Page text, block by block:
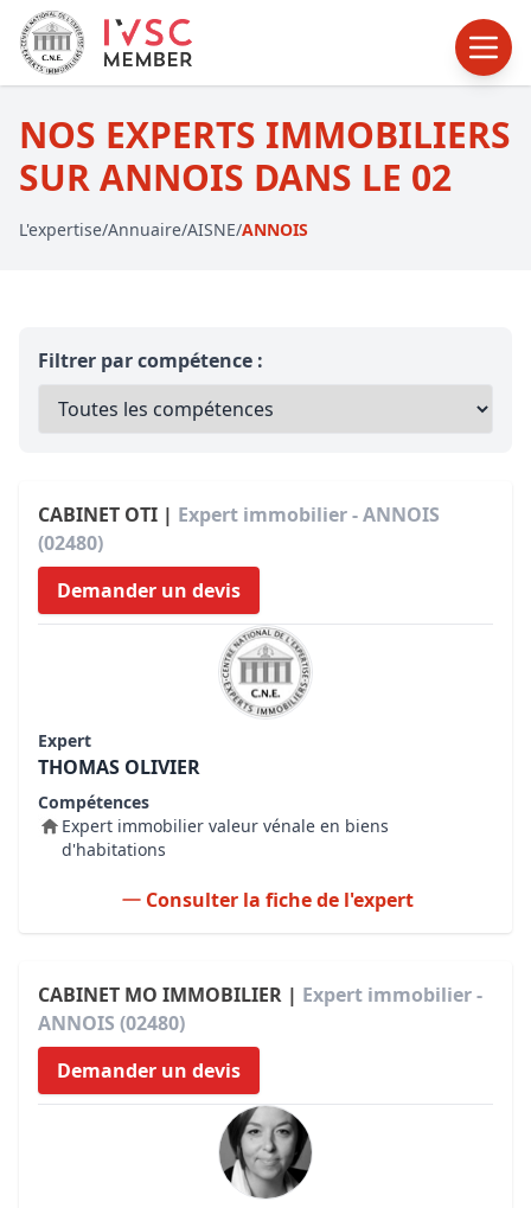
NOS EXPERTS IMMOBILIERS
SUR ANNOIS DANS LE 02
L'expertise/Annuaire/AISNE/ANNOIS
Filtrer par compétence :
CABINET OTI | Expert immobilier - ANNOIS
(02480)
Demander un devis
Expert
THOMAS OLIVIER
Compétences
Expert immobilier valeur vénale en biens
d'habitations
Consulter la fiche de l'expert
CABINET MO IMMOBILIER | Expert immobilier -
ANNOIS (02480)
Demander un devis